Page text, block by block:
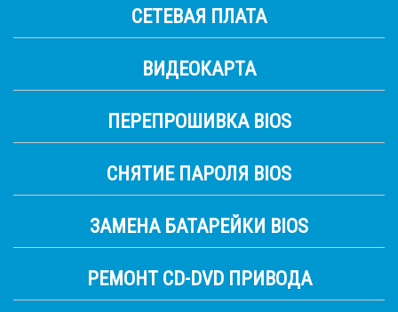
СЕТЕВАЯ ПЛАТА
ВИДЕОКАРТА
ПЕРЕПРОШИВКА BIOS
СНЯТИЕ ПАРОЛЯ BIOS
ЗАМЕНА БАТАРЕЙКИ BIOS
РЕМОНТ CD-DVD ПРИВОДА